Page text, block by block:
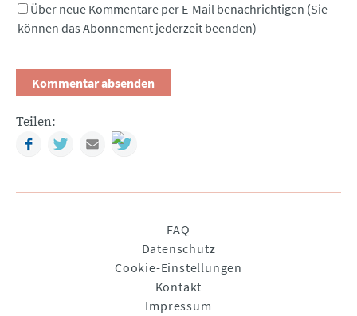
Über neue Kommentare per E-Mail benachrichtigen (Sie
können das Abonnement jederzeit beenden)
Teilen:
FacebookTwitterMail
FAQ
Datenschutz
Cookie-Einstellungen
Kontakt
Impressum